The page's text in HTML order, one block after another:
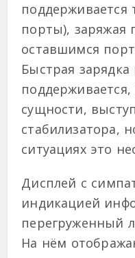
поддерживается
порты), заряжая
оставшимся
Быстрая
сущности,
стабилизатора,
ситуациях это
Дисплей с
индикацией
перегруженный
На нём